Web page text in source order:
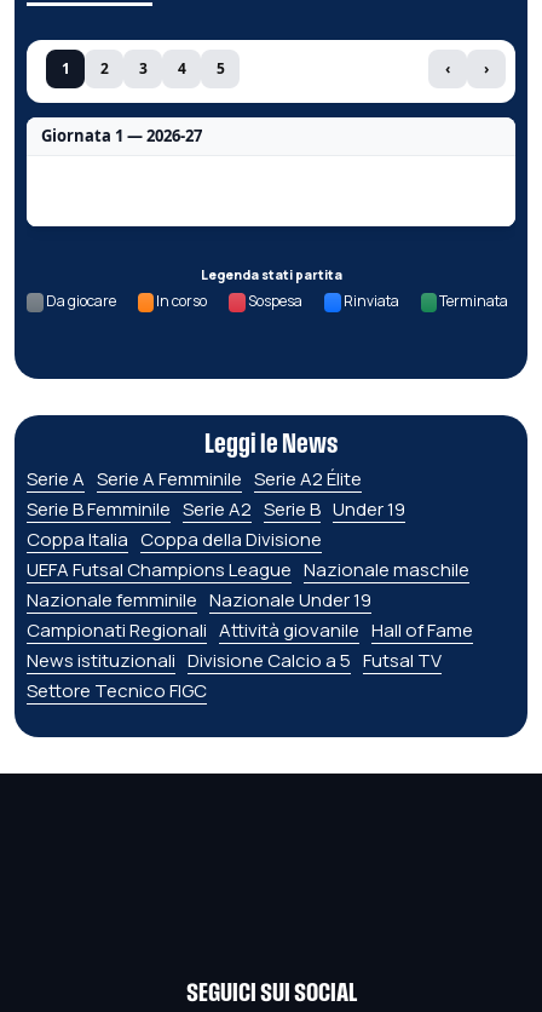
1 2 3 4 5 ‹ ›
Giornata 1 — 2026-27
Legenda stati partita
Da giocare In corso Sospesa Rinviata Terminata
Leggi le News
Serie A Serie A Femminile Serie A2 Élite
Serie B Femminile Serie A2 Serie B Under 19
Coppa Italia Coppa della Divisione
UEFA Futsal Champions League Nazionale maschile
Nazionale femminile Nazionale Under 19
Campionati Regionali Attività giovanile Hall of Fame
News istituzionali Divisione Calcio a 5 Futsal TV
Settore Tecnico FIGC
SEGUICI SUI SOCIAL